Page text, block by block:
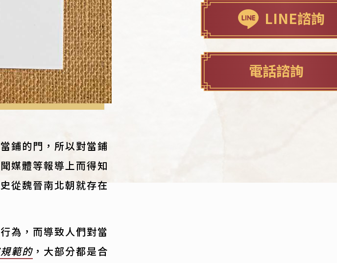
鋪的門，所以對當鋪
媒體等報導上而得知
從魏晉南北朝就存在
為，而導致人們對當
範的 ，大部分都是合
LINE諮詢
電話諮詢